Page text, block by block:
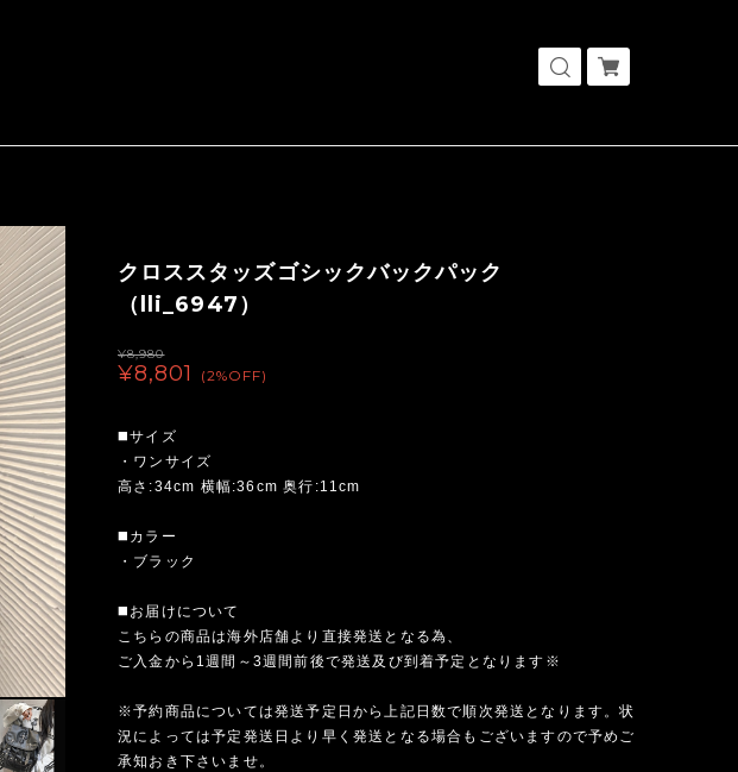
クロススタッズゴシックバックパック
（lli_6947）
¥8,980
¥8,801 (2%OFF)
◼️サイズ
・ワンサイズ
高さ:34cm 横幅:36cm 奥行:11cm
◼️カラー
・ブラック
◼️お届けについて
こちらの商品は海外店舗より直接発送となる為、
ご入金から1週間～3週間前後で発送及び到着予定となります※
※予約商品については発送予定日から上記日数で順次発送となります。状
況によっては予定発送日より早く発送となる場合もございますので予めご
承知おき下さいませ。